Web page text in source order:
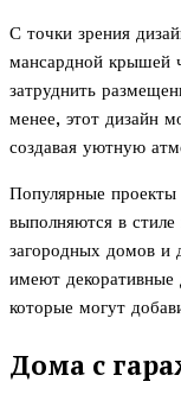
С точки зрения
мансардной крышей
затруднить
менее, этот дизайн
создавая уютную
Популярные
выполняются в
загородных домов и
имеют декоративные
которые могут
Дома с